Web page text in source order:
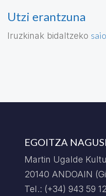
Utzi erantzuna
Iruzkinak bidaltzeko
EGOITZA
Martin Ugalde
20140 ANDOAIN
Tel.: (+34) 943 59